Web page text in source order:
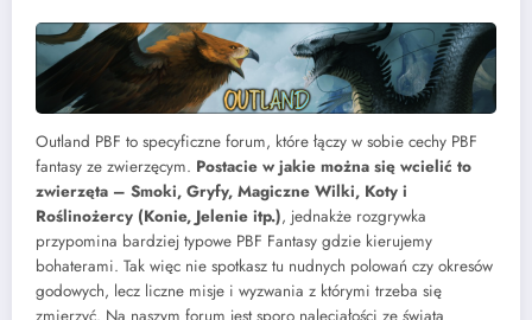
Outland PBF to specyficzne forum, które łączy w sobie cechy PBF
fantasy ze zwierzęcym. Postacie w jakie można się wcielić to
zwierzęta – Smoki, Gryfy, Magiczne Wilki, Koty i
Roślinożercy (Konie, Jelenie itp.), jednakże rozgrywka
przypomina bardziej typowe PBF Fantasy gdzie kierujemy
bohaterami. Tak więc nie spotkasz tu nudnych polowań czy okresów
godowych, lecz liczne misje i wyzwania z którymi trzeba się
zmierzyć. Na naszym forum jest sporo naleciałości ze świata